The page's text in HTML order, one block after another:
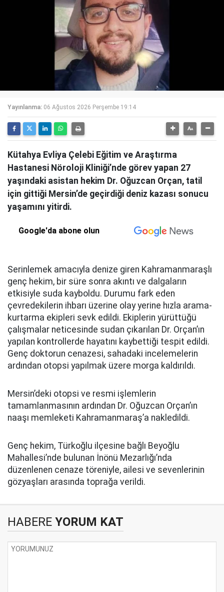
Yayınlanma: 06 Ağustos 2026 Perşembe 19:14
Kütahya Evliya Çelebi Eğitim ve Araştırma
Hastanesi Nöroloji Kliniği’nde görev yapan 27
yaşındaki asistan hekim Dr. Oğuzcan Orçan, tatil
için gittiği Mersin’de geçirdiği deniz kazası sonucu
yaşamını yitirdi.
Google'da abone olun
Serinlemek amacıyla denize giren Kahramanmaraşlı
genç hekim, bir süre sonra akıntı ve dalgaların
etkisiyle suda kayboldu. Durumu fark eden
çevredekilerin ihbarı üzerine olay yerine hızla arama-
kurtarma ekipleri sevk edildi. Ekiplerin yürüttüğü
çalışmalar neticesinde sudan çıkarılan Dr. Orçan’ın
yapılan kontrollerde hayatını kaybettiği tespit edildi.
Genç doktorun cenazesi, sahadaki incelemelerin
ardından otopsi yapılmak üzere morga kaldırıldı.
Mersin’deki otopsi ve resmi işlemlerin
tamamlanmasının ardından Dr. Oğuzcan Orçan’ın
naaşı memleketi Kahramanmaraş’a nakledildi.
Genç hekim, Türkoğlu ilçesine bağlı Beyoğlu
Mahallesi’nde bulunan İnönü Mezarlığı’nda
düzenlenen cenaze töreniyle, ailesi ve sevenlerinin
gözyaşları arasında toprağa verildi.
HABERE YORUM KAT